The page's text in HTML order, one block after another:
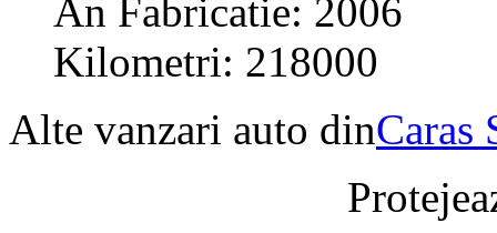
An Fabricatie: 2006
Kilometri: 218000
Alte vanzari auto dinCaras